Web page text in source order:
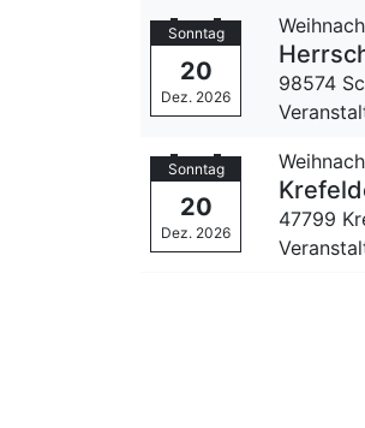
Sonntag
20
Dez. 2026
98574
Sonntag
20
Dez. 2026
47799